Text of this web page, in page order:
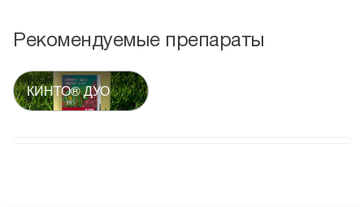
Рекомендуемые препараты
КИНТО® ДУО